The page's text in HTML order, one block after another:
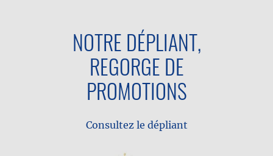
NOTRE DÉPLIANT,
REGORGE DE
PROMOTIONS
Consultez le dépliant